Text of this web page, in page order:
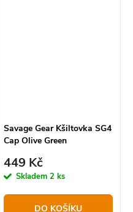
Savage Gear Kšiltovka SG4
Cap Olive Green
449 Kč
Skladem 2 ks
DO KOŠÍKU